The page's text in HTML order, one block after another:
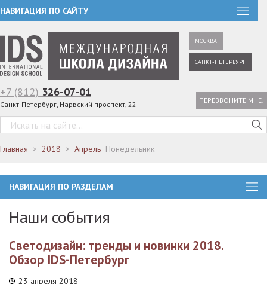
НАВИГАЦИЯ ПО САЙТУ
МОСКВА
САНКТ-ПЕТЕРБУРГ
+7 (812) 326-07-01
Санкт-Петербург, Нарвский проспект, 22 ПЕРЕЗВОНИТЕ МНЕ!
Главная 2018 Апрель Понедельник
НАВИГАЦИЯ ПО РАЗДЕЛАМ
Наши события
Светодизайн: тренды и новинки 2018.
Обзор IDS-Петербург
23 апреля 2018